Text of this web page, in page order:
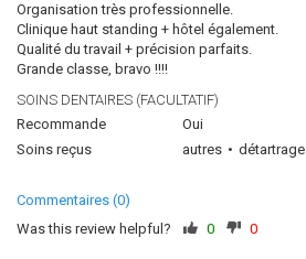
Organisation très professionnelle.
Clinique haut standing + hôtel également.
Qualité du travail + précision parfaits.
Grande classe, bravo !!!!
SOINS DENTAIRES (FACULTATIF)
Recommande
Oui
Soins reçus
autres détartrage
Commentaires (0)
Was this review helpful?
0 0